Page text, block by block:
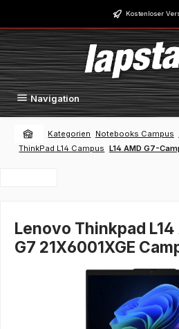
Zum Hauptinhalt springen Kostenloser
Navigation
Kategorien Notebooks Campus
ThinkPad L14 Campus L14 AMD G7-
Lenovo Thinkpad L14
G7 21X6001XGE
Bildergalerie überspringen